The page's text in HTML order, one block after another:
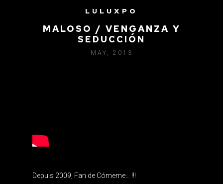
LULUXPO
MALOSO / VENGANZA Y
SEDUCCIÓN
MAY, 2013
Depuis 2009, Fan de Cómeme… !!!